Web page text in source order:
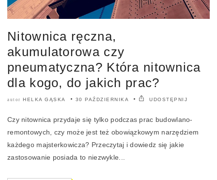
Nitownica ręczna,
akumulatorowa czy
pneumatyczna? Która nitownica
dla kogo, do jakich prac?
autor HELKA GĄSKA 30 PAŹDZIERNIKA UDOSTĘPNIJ
Czy nitownica przydaje się tylko podczas prac budowlano-
remontowych, czy może jest też obowiązkowym narzędziem
każdego majsterkowicza? Przeczytaj i dowiedz się jakie
zastosowanie posiada to niezwykle...